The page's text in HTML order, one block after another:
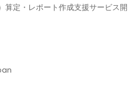
算定・レポート作成支援サービス開